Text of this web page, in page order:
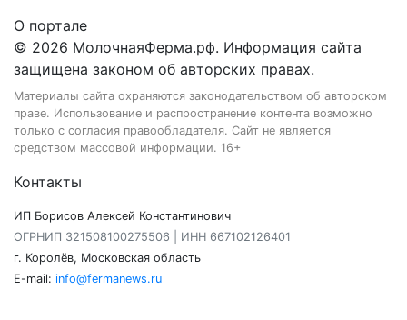
О портале
© 2026 МолочнаяФерма.рф. Информация сайта
защищена законом об авторских правах.
Материалы сайта охраняются законодательством об авторском
праве. Использование и распространение контента возможно
только с согласия правообладателя. Сайт не является
средством массовой информации. 16+
Контакты
ИП Борисов Алексей Константинович
ОГРНИП 321508100275506 | ИНН 667102126401
г. Королёв, Московская область
E-mail: info@fermanews.ru